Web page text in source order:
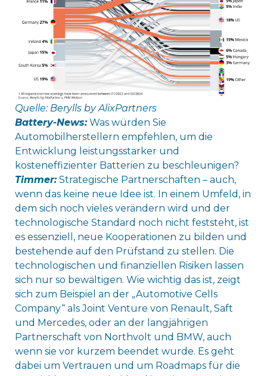
Quelle: Berylls by AlixPartners
Battery-News:Was würden Sie
Automobilherstellern empfehlen, um die
Entwicklung leistungsstarker und
kosteneffizienter Batterien zu beschleunigen?
Timmer:Strategische Partnerschaften – auch,
wenn das keine neue Idee ist. In einem Umfeld, in
dem sich noch vieles verändern wird und der
technologische Standard noch nicht feststeht, ist
es essenziell, neue Kooperationen zu bilden und
bestehende auf den Prüfstand zu stellen. Die
technologischen und finanziellen Risiken lassen
sich nur so bewältigen. Wie wichtig das ist, zeigt
sich zum Beispiel an der „Automotive Cells
Company“ als Joint Venture von Renault, Saft
und Mercedes, oder an der langjährigen
Partnerschaft von Northvolt und BMW, auch
wenn sie vor kurzem beendet wurde. Es geht
dabei um Vertrauen und um Roadmaps für die